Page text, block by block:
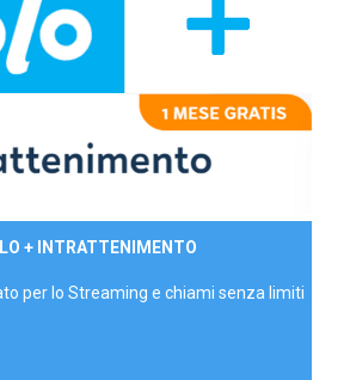
+ INTRATTENIMENTO
per lo Streaming e chiami senza limiti